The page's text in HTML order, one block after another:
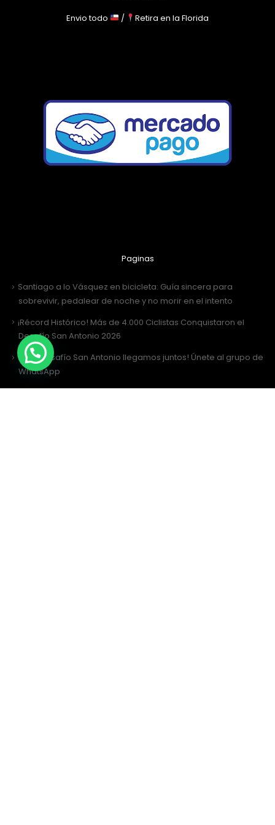
Envio todo / Retira en la Florida
Paginas
Santiago a lo Vásquez en bicicleta: Guía sincera para
sobrevivir, pedalear de noche y no morir en el intento
¡Récord Histórico! Más de 4.000 Ciclistas Conquistaron el
Desafío San Antonio 2026
¡Al Desafío San Antonio llegamos juntos! Únete al grupo de
WhatsApp